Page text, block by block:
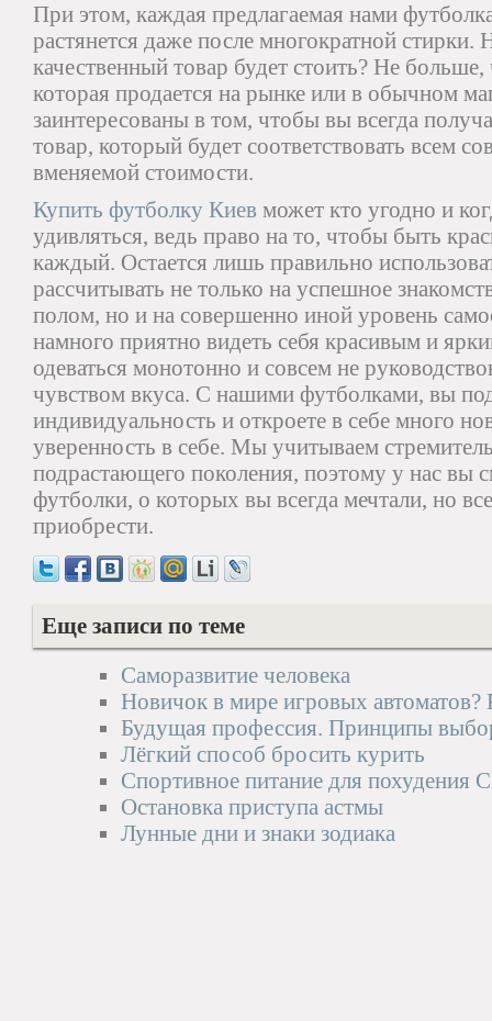
При этом, каждая предлагаемая нами
растянется даже после многократной стирки.
качественный товар будет стоить? Не
которая продается на рынке или в обычном
заинтересованы в том, чтобы вы всегда
товар, который будет соответствовать всем
вменяемой стоимости.
Купить футболку Киев может кто угодно и
удивляться, ведь право на то, чтобы быть
каждый. Остается лишь правильно
рассчитывать не только на успешное
полом, но и на совершенно иной уровень
намного приятно видеть себя красивым и
одеваться монотонно и совсем не
чувством вкуса. С нашими футболками, вы
индивидуальность и откроете в себе много
уверенность в себе. Мы учитываем
подрастающего поколения, поэтому у нас вы
футболки, о которых вы всегда мечтали, но
приобрести.
Еще записи по теме
Саморазвитие человека
Новичок в мире игровых
Будущая профессия. Принципы
Лёгкий способ бросить курить
Спортивное питание для похудения
Остановка приступа астмы
Лунные дни и знаки зодиака